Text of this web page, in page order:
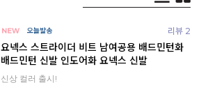
리뷰 2
요넥스 스트라이더 비트 남여공용 배드민턴화
배드민턴 신발 인도어화 요넥스 신발
신상 컬러 출시!